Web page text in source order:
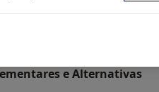
e Alternativas
e Alternativas